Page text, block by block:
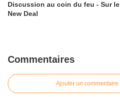
Discussion au coin du feu - Sur le
New Deal
Commentaires
Ajouter un commentaire